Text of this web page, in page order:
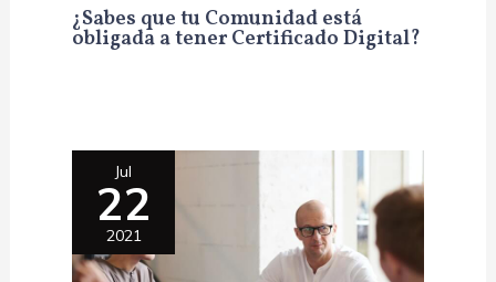
¿Sabes que tu Comunidad está
obligada a tener Certificado Digital?
Jul
22
2021